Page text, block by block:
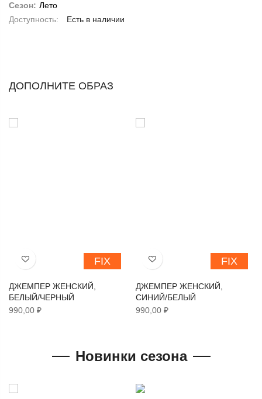
Сезон: Лето
Есть в наличии
ДОПОЛНИТЕ ОБРАЗ
FIX
Хочу!
ДЖЕМПЕР ЖЕНСКИЙ,
БЕЛЫЙ/ЧЕРНЫЙ
990,00 ₽
FIX
Хочу!
ДЖЕМПЕР ЖЕНСКИЙ,
СИНИЙ/БЕЛЫЙ
990,00 ₽
Новинки сезона